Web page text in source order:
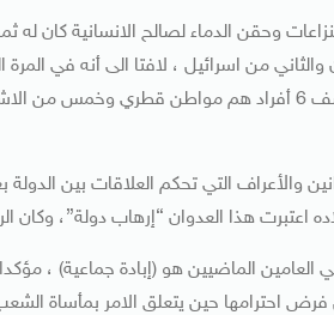
وحقن الدماء لصالح الانسانية كان
من اسرائيل ، لافتا الى أنه في
حماس المفاوض واستشهد جراء القصف 6 أفراد هم مواطن
والأعراف التي تحكم العلاقات بين
اعتبرت هذا العدوان “إرهاب دولة”،
الماضيين هو (إبادة جماعية) ، مؤكدا
فرض احترامها حين يتعلق الامر بمأساة